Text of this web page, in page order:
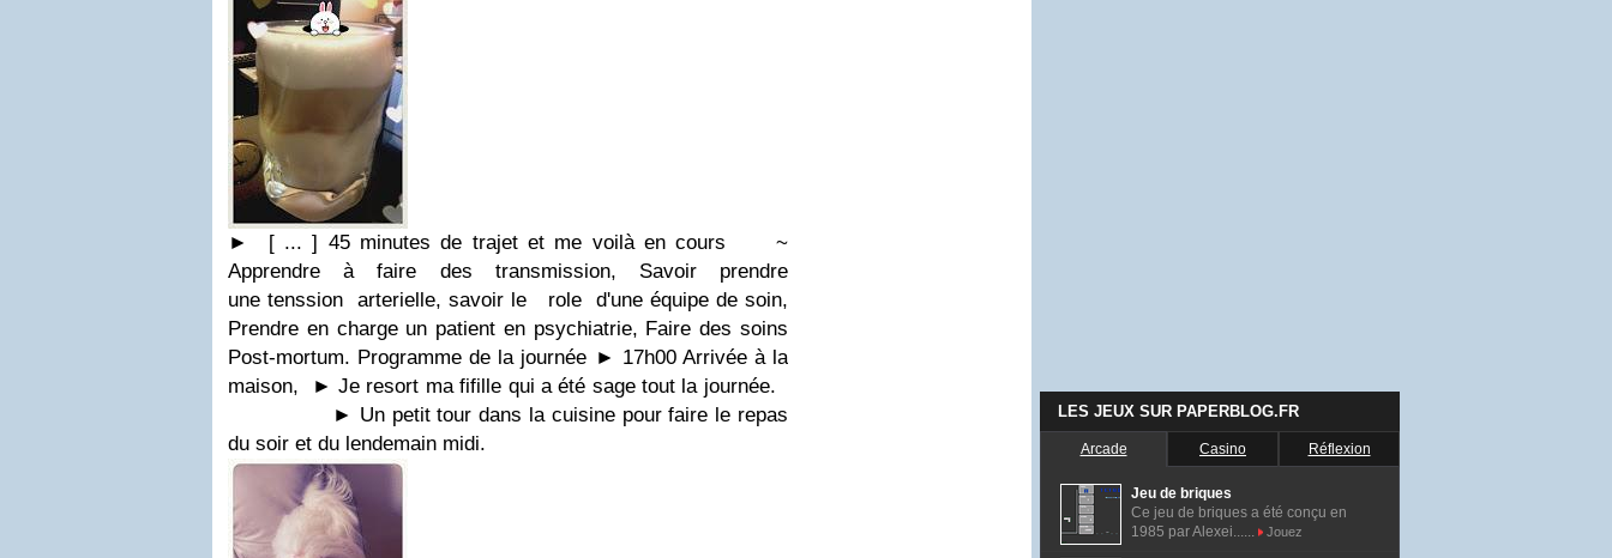
► [ ... ] 45 minutes de trajet et me voilà en cours
~
Apprendre à faire des transmission, Savoir prendre
une tenssion arterielle, savoir le role d'une équipe de soin,
Prendre en charge un patient en psychiatrie, Faire des soins
Post-mortum. Programme de la journée ► 17h00 Arrivée à la
maison,
►Je resort ma fifille qui a été sage tout la journée.
► Un petit tour dans la cuisine pour faire le repas
du soir et du lendemain midi.
LES JEUX SUR PAPERBLOG.FR
Arcade Casino Réflexion
Jeu de briques
Ce jeu de briques a été conçu en
1985 par Alexei......
Jouez